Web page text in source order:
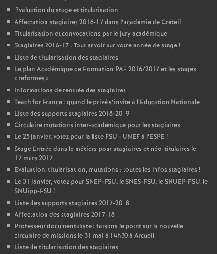
?valuation du stage et titularisation
Affectation stagiaires 2016-17 dans l’académie de Créteil
Titularisation et convocations par le jury académique
Stagiaires 2016-17 : Tout savoir sur votre année de stage!
Liste de titularisation des stagiaires
Le plan Académique de Formation PAF2016/2017 et les stages
« reformes »
Informations de rentrée des stagiaires
Teach for France : quand le privé s’invite à l’Education Nationale
Liste des supports stagiaires 2018-2019
Circulaire mutations inter-académique pour les stagiaires
Le 25 janvier, votez pour la liste FSU - UNEFà l’ESPE !
Stage Entrée dans le métiers pour stagiaires et néo-titulaires le
17 mars 2017
Evaluation, titularisation, mutations : toutes les infos stagiaires !
Le 31 janvier, votez pourSNEP-FSU, leSNES-FSU, leSNUEP-FSU, le
SNUipp-FSU !
Liste des supports stagiaires 2017-2018
Affectation des stagiaires 2017-18
Professeur documentaliste : faisons le point sur la nouvelle
circulaire de missions le 31 mai à 14h30 à Arcueil
Liste de titularisation des stagiaires